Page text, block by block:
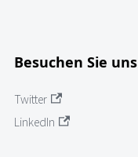
Besuchen Sie uns
Twitter
LinkedIn